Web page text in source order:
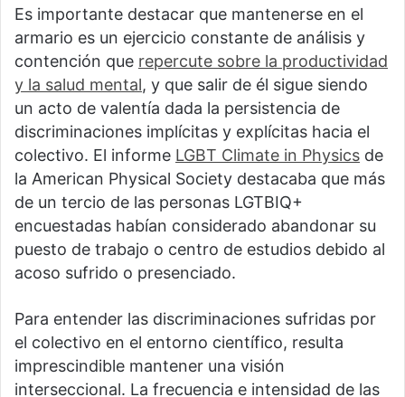
Es importante destacar que mantenerse en el
armario es un ejercicio constante de análisis y
contención que repercute sobre la productividad
y la salud mental, y que salir de él sigue siendo
un acto de valentía dada la persistencia de
discriminaciones implícitas y explícitas hacia el
colectivo. El informe LGBT Climate in Physics de
la American Physical Society destacaba que más
de un tercio de las personas LGTBIQ+
encuestadas habían considerado abandonar su
puesto de trabajo o centro de estudios debido al
acoso sufrido o presenciado.
Para entender las discriminaciones sufridas por
el colectivo en el entorno científico, resulta
imprescindible mantener una visión
interseccional. La frecuencia e intensidad de las